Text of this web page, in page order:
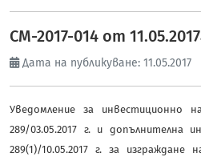
СМ-2017-014 от
Дата на публикуване: 11.05.2017
Уведомление за
289/03.05.2017 г. и
289(1)/10.05.2017 г. за изграждане